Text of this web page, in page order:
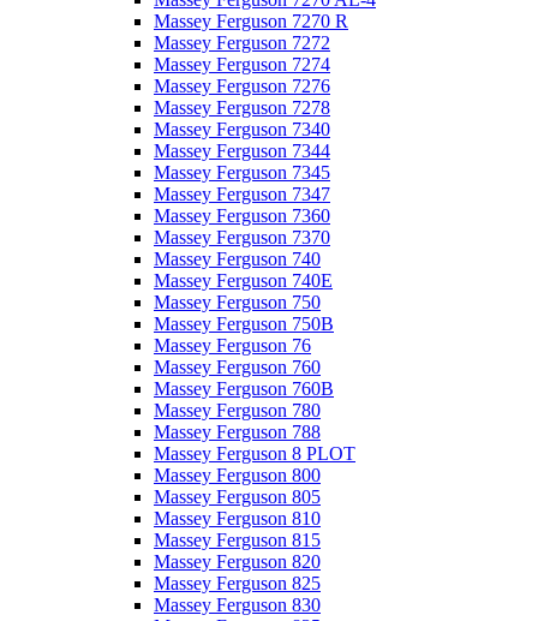
Massey Ferguson 7270 R
Massey Ferguson 7272
Massey Ferguson 7274
Massey Ferguson 7276
Massey Ferguson 7278
Massey Ferguson 7340
Massey Ferguson 7344
Massey Ferguson 7345
Massey Ferguson 7347
Massey Ferguson 7360
Massey Ferguson 7370
Massey Ferguson 740
Massey Ferguson 740E
Massey Ferguson 750
Massey Ferguson 750B
Massey Ferguson 76
Massey Ferguson 760
Massey Ferguson 760B
Massey Ferguson 780
Massey Ferguson 788
Massey Ferguson 8 PLOT
Massey Ferguson 800
Massey Ferguson 805
Massey Ferguson 810
Massey Ferguson 815
Massey Ferguson 820
Massey Ferguson 825
Massey Ferguson 830